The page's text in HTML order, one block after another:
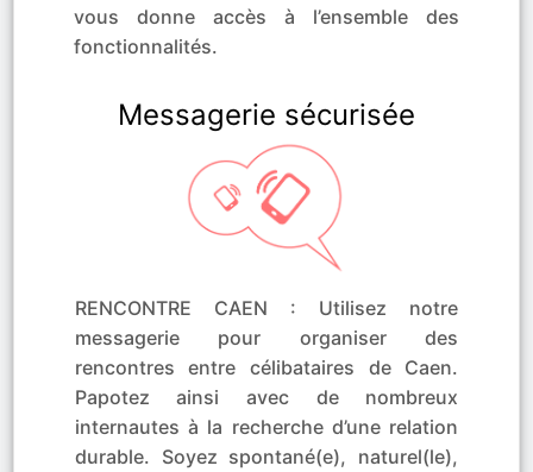
vous donne accès à l’ensemble des
fonctionnalités.
Messagerie sécurisée
RENCONTRE CAEN : Utilisez notre
messagerie pour organiser des
rencontres entre célibataires de Caen.
Papotez ainsi avec de nombreux
internautes à la recherche d’une relation
durable. Soyez spontané(e), naturel(le),